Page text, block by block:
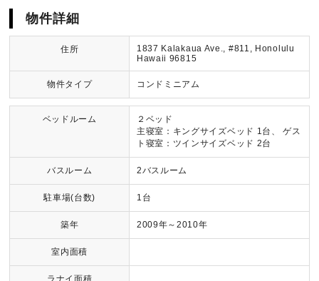
物件詳細
住所
1837 Kalakaua Ave., #811, Honolulu
Hawaii 96815
物件タイプ コンドミニアム
ベッドルーム
２ベッド
主寝室：キングサイズベッド 1台、 ゲス
ト寝室：ツインサイズベッド 2台
バスルーム 2バスルーム
駐車場(台数) 1台
築年 2009年～2010年
室内面積